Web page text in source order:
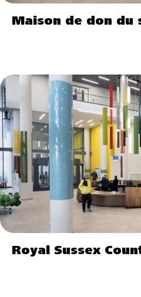
Maison de don du
Royal Sussex